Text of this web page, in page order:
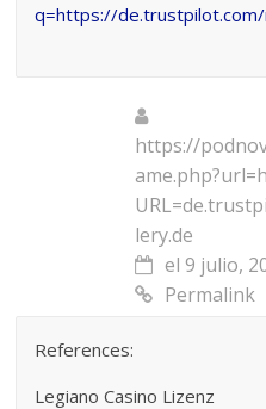
q=https://
https://
lery.de
el 9 julio,
Permalink
References:
Legiano Casino Lizenz